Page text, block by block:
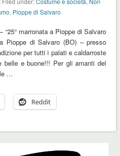
, Pioppe di Salvaro
marronata a Pioppe di Salvaro
Pioppe di Salvaro (BO) – presso
per tutti i palati e caldarroste
belle e buone!!! Per gli amanti del
…
Reddit